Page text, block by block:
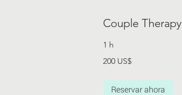
Couple Therapy
1 h
dólares
200 US$
Reservar ahora